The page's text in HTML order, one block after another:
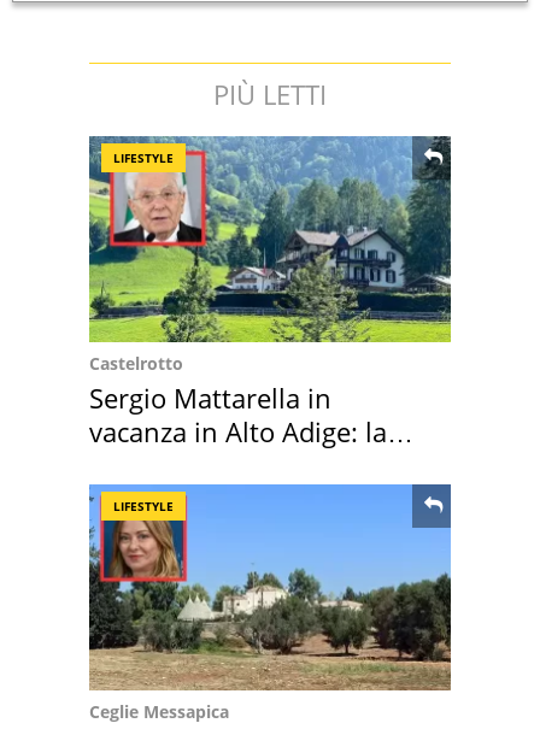
PIÙ LETTI
LIFESTYLE
Castelrotto
Sergio Mattarella in
vacanza in Alto Adige: la
LIFESTYLE
Ceglie Messapica